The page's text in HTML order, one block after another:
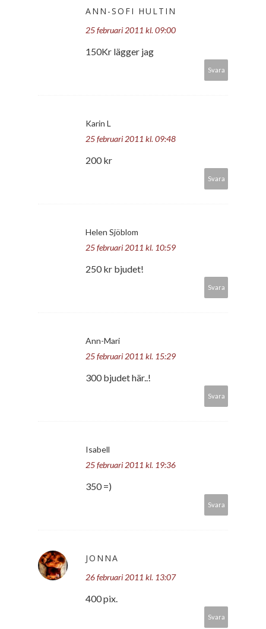
ANN-SOFI HULTIN
25 februari 2011 kl. 09:00
150Kr lägger jag
Svara
Karin L
25 februari 2011 kl. 09:48
200 kr
Svara
Helen Sjöblom
25 februari 2011 kl. 10:59
250 kr bjudet!
Svara
Ann-Mari
25 februari 2011 kl. 15:29
300 bjudet här..!
Svara
Isabell
25 februari 2011 kl. 19:36
350 =)
Svara
JONNA
26 februari 2011 kl. 13:07
400 pix.
Svara